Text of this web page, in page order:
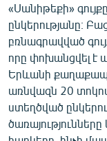
«Սանիթեքի»
ընկերությանը։
բռնագրավված
որը փոխանցվել է
Երևանի
առնվազն 20
ստեղծված